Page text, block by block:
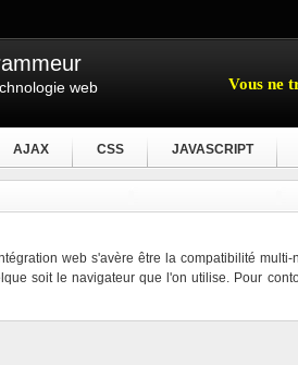
web Vous ne
AJAX CSS JAVASCRIPT
web s'avère être la compatibilité multi-
soit le navigateur que l'on utilise. Pour